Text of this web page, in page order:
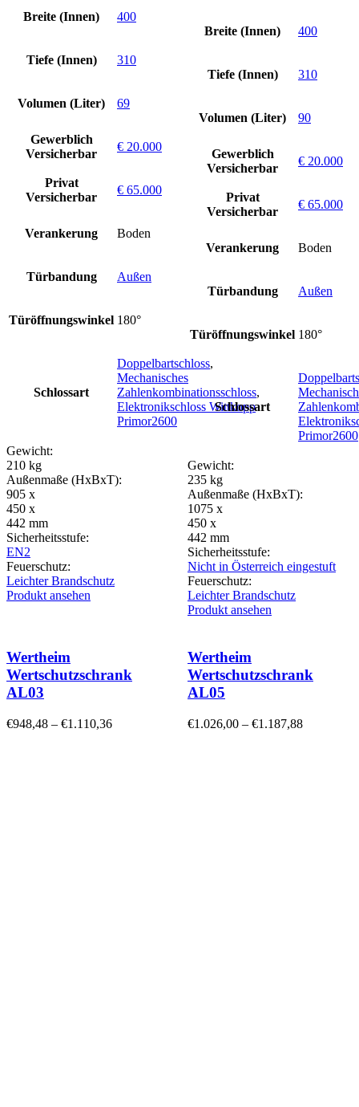
Breite (Innen) 400
Tiefe (Innen) 310
Volumen (Liter) 69
Gewerblich
Versicherbar
€ 20.000
Privat
Versicherbar
€ 65.000
Verankerung Boden
Türbandung Außen
Türöffnungswinkel 180°
Schlossart
Doppelbartschloss,
Mechanisches
Zahlenkombinationsschloss,
Elektronikschloss Wittkopp
Primor2600
Gewicht:
210 kg
Außenmaße (HxBxT):
905 x
450 x
442 mm
Sicherheitsstufe:
EN2
Feuerschutz:
Leichter Brandschutz
Produkt ansehen
Breite (Innen) 400
Tiefe (Innen) 310
Volumen (Liter) 90
Gewerblich
Versicherbar
€ 20.000
Privat
Versicherbar
€ 65.000
Verankerung Boden
Türbandung Außen
Türöffnungswinkel 180°
Schlossart
Primor2600
Gewicht:
235 kg
Außenmaße (HxBxT):
1075 x
450 x
442 mm
Sicherheitsstufe:
Nicht in Österreich eingestuft
Feuerschutz:
Leichter Brandschutz
Produkt ansehen
Wertheim
Wertschutzschrank
AL03
€948,48 – €1.110,36
Wertheim
Wertschutzschrank
AL05
€1.026,00 – €1.187,88